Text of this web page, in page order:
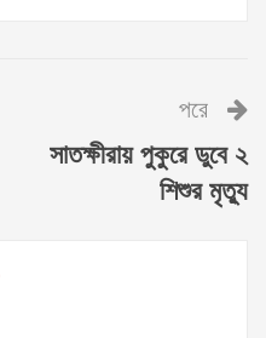
পরে
সাতক্ষীরায় পুকুরে ডুবে ২
শিশুর মৃত্যু